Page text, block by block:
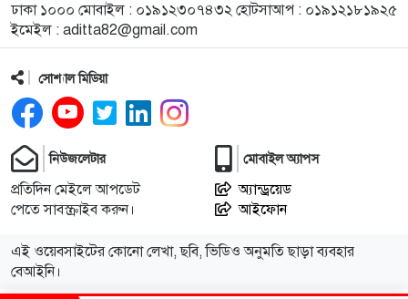
ট্রেনের ৫ বগি লাইনচ্যুত, ঢাকা-ময়মনসিংহ রুটে ট্রেন
১১
ময়মনসিংহে হত্যা মামলায় দুই আসামি গ্রেপ্তার
১২
ময়মনসিংহে চোরাচালানের কম্বলসহ ৪ জন গ্রেপ্তার
১৩
নকলায় সিএনজি-ভটভটি সংঘর্ষে শিশুর মৃত্যু
১৪
ঢাকা ১০০০ মোবাইল : ০১৯১২৩০৭৪৩২ হোটসাআপ : ০১৯১২১৮১৯২৫
ইমেইল : aditta82@gmail.com
সোশ্যাল মিডিয়া
নিউজলেটার
প্রতিদিন মেইলে আপডেট
পেতে সাবস্ক্রাইব করুন।
মোবাইল অ্যাপস
অ্যান্ড্রয়েড
আইফোন
এই ওয়েবসাইটের কোনো লেখা, ছবি, ভিডিও অনুমতি ছাড়া ব্যবহার
বেআইনি।